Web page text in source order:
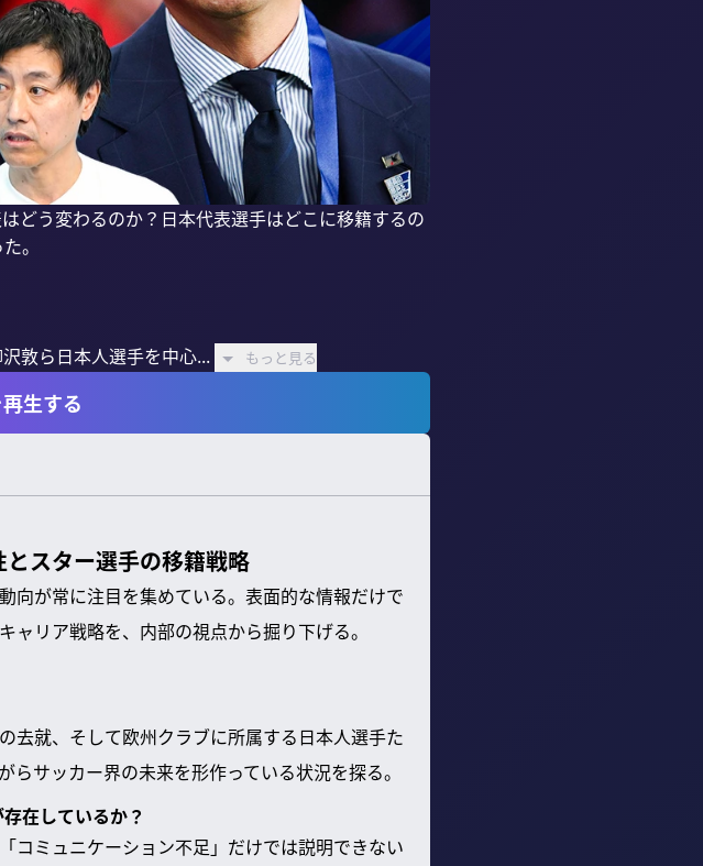
どう変わるのか？日本代表選手はどこに移籍するの
。
敦ら日本人選手を中心...
もっと見る
生する
スター選手の移籍戦略
向が常に注目を集めている。表面的な情報だけで
リア戦略を、内部の視点から掘り下げる。
去就、そして欧州クラブに所属する日本人選手た
サッカー界の未来を形作っている状況を探る。
在しているか？
コミュニケーション不足」だけでは説明できない